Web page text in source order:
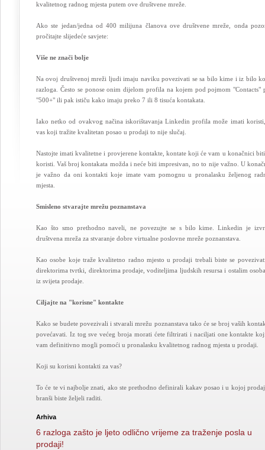
kvalitetnog radnog mjesta putem ove društvene mreže.
Ako ste jedan/jedna od 400 milijuna članova ove društvene mreže, onda
pročitajte slijedeće savjete:
Više ne znači bolje
Na ovoj društvenoj mreži ljudi imaju naviku povezivati se sa bilo kime i iz bilo
razloga. Često se ponose onim dijelom profila na kojem pod pojmom "Contacts"
"500+" ili pak ističu kako imaju preko 7 ili 8 tisuća kontakata.
Iako netko od ovakvog načina iskorištavanja Linkedin profila može imati
vas koji tražite kvalitetan posao u prodaji to nije slučaj.
Nastojte imati kvalitetne i provjerene kontakte, kontate koji će vam u konačnici
koristi. Vaš broj kontakata možda i neće biti impresivan, no to nije važno. U
je važno da oni kontakti koje imate vam pomognu u pronalasku željenog
mjesta.
Smisleno stvarajte mrežu poznanstava
Kao što smo prethodno naveli, ne povezujte se s bilo kime. Linkedin je
društvena mreža za stvaranje dobre virtualne poslovne mreže poznanstava.
Kao osobe koje traže kvalitetno radno mjesto u prodaji trebali biste se
direktorima tvrtki, direktorima prodaje, voditeljima ljudskih resursa i ostalim
iz svijeta prodaje.
Ciljajte na "korisne" kontakte
Kako se budete povezivali i stvarali mrežu poznanstava tako će se broj vaših
povećavati. Iz tog sve većeg broja morati ćete filtrirati i naciljati one kontakte
vam definitivno mogli pomoći u pronalasku kvalitetnog radnog mjesta u prodaji.
Koji su korisni kontakti za vas?
To će te vi najbolje znati, ako ste prethodno definirali kakav posao i u kojoj
branši biste željeli raditi.
Arhiva
6 razloga zašto je ljeto odlično vrijeme za traženje posla u
prodaji!